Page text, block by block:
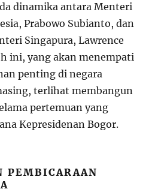
dinamika antara Menteri
Prabowo Subianto, dan
Singapura, Lawrence
ini, yang akan menempati
penting di negara
terlihat membangun
pertemuan yang
Kepresidenan Bogor.
PEMBICARAAN